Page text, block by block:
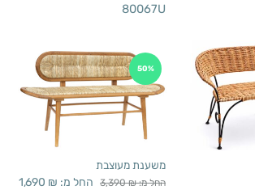
80067U
50%
משענת מעוצבת
החל מ: 3,390₪ החל מ: 1,690 ₪